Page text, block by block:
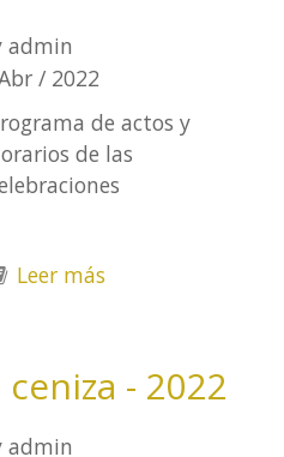
admin
/ 2022
de actos y
de las
Leer más
- 2022
admin